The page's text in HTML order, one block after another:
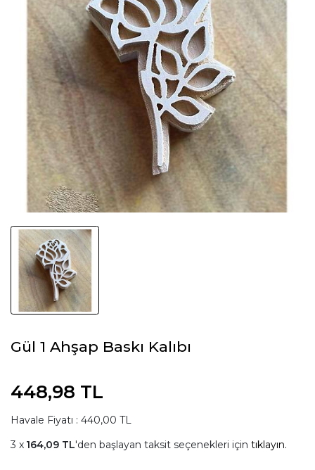
Gül 1 Ahşap Baskı Kalıbı
448,98 TL
Havale Fiyatı : 440,00 TL
164,09 TL'den başlayan taksit seçenekleri için tıklayın.